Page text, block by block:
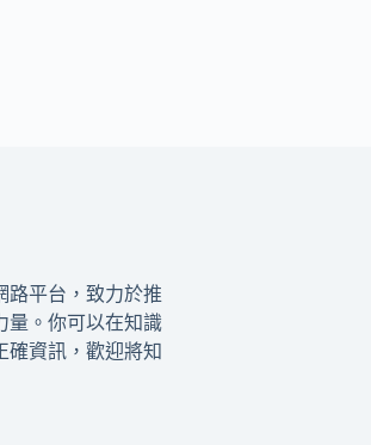
路平台，致力於推
量。你可以在知識
確資訊，歡迎將知